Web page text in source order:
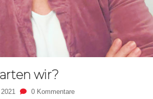
wir?
0 Kommentare